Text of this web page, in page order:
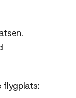
flygplats: